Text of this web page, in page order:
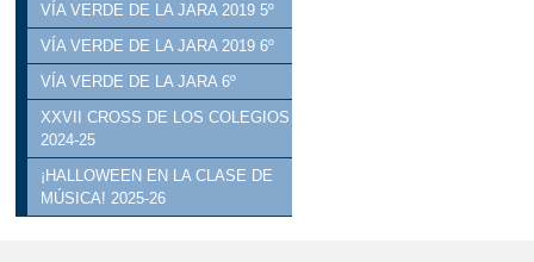
VÍA VERDE DE LA JARA 2019 5º
VÍA VERDE DE LA JARA 2019 6º
VÍA VERDE DE LA JARA 6º
XXVII CROSS DE LOS COLEGIOS
2024-25
¡HALLOWEEN EN LA CLASE DE
MÚSICA! 2025-26